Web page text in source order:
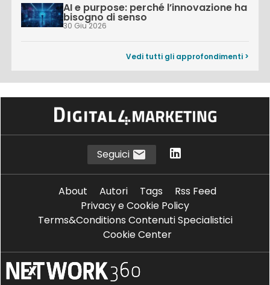
AI e purpose: perché l’innovazione ha
bisogno di senso
30 Giu 2026
Vedi tutti gli approfondimenti >
Seguici
About Autori Tags
Rss Feed
Privacy e Cookie Policy
Terms&Conditions Contenuti Specialistici
Cookie Center